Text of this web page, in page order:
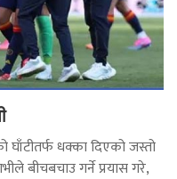
घाँटीतर्फ धक्का दिएको जस्तो
बीचबचाउ गर्ने प्रयास गरे,